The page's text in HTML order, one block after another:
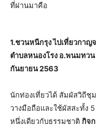
ที่ผ่านมาคือ
1.ชวนหนีกรุง ไปเที่ยวกา
ตำบลหนองโรง อ.พนมทว
กันยายน 2563
นักท่องเที่ยวได้ สัมผัสวิถี
วางมือถือและใช้ผัสสะทั้ง
หนึ่งเดียวกับธรรมชาติ กิจ